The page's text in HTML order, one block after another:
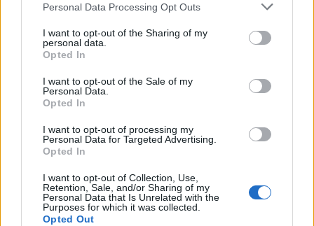
This information may also be disclosed by us to third parties
disclose it to other third parties.
Please note that this website/app uses one or more Google
services and may gather and store information including but
not limited to your visit or usage behaviour. You may click to
grant or deny consent to Google and its third-party tags to
consent section.
Personal Data Processing Opt Outs
I want to opt-out of the Sharing of my
personal data.
Opted In
I want to opt-out of the Sale of my
Personal Data.
Opted In
I want to opt-out of processing my
Personal Data for Targeted Advertising.
Opted In
I want to opt-out of Collection, Use,
Retention, Sale, and/or Sharing of my
Personal Data that Is Unrelated with the
Purposes for which it was collected.
Opted Out
InvestirMag
Germania
Investieren24
UK
News Hub UK